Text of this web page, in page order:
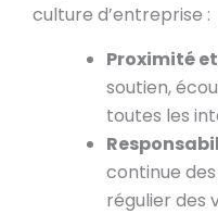
culture d’entreprise :
Proximité
soutien,
toutes les
continue
régulier des